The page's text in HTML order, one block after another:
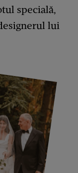
specială,
lui